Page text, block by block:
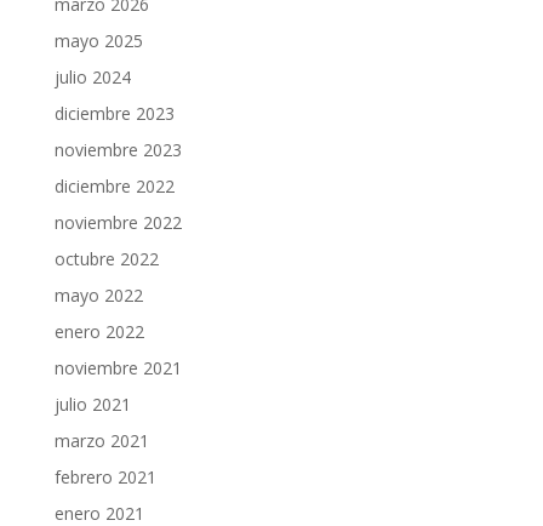
mayo 2025
julio 2024
diciembre 2023
noviembre 2023
diciembre 2022
noviembre 2022
octubre 2022
mayo 2022
enero 2022
noviembre 2021
julio 2021
marzo 2021
febrero 2021
enero 2021